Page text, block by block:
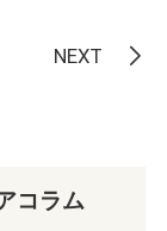
NEXT
コラム